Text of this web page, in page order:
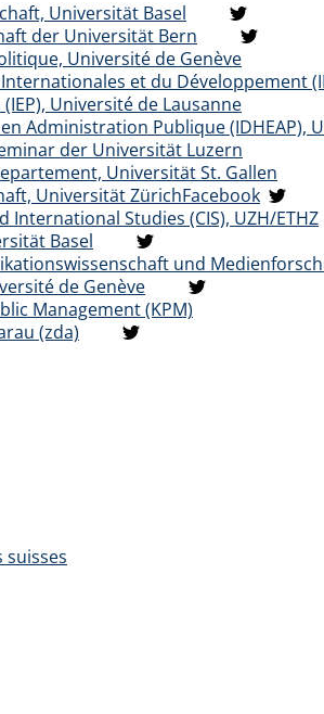
Universität Basel
der Universität Bern
Université de Genève
et du Développement
Université de Lausanne
Administration Publique (IDHEAP),
der Universität Luzern
Universität St. Gallen
Universität ZürichFacebook
Studies (CIS), UZH/ETHZ
Basel
und
de Genève
Management (KPM)
(zda)
suisses